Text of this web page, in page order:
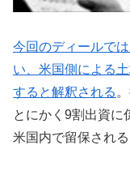
今回のディールで
い、米国側による
すると解釈される
とにかく9割出資に
米国内で留保される